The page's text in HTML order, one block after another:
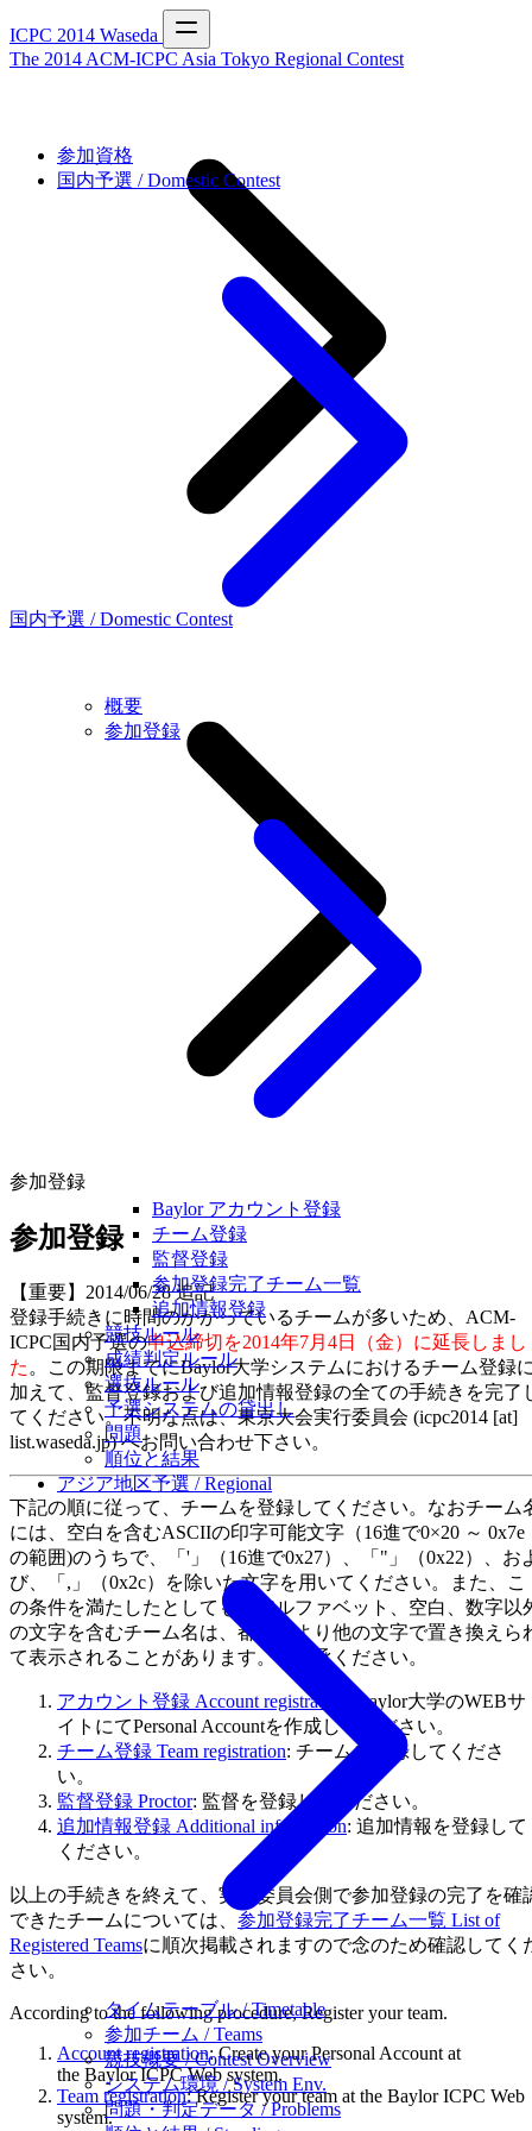
ICPC 2014 Waseda
参加資格
国内予選 / Domestic Contest
概要
参加登録
Baylor アカウント登録
チーム登録
監督登録
参加登録完了チーム一覧
追加情報登録
競技ルール
成績判定ルール
選抜ルール
予選システムの貸出し
問題
順位と結果
アジア地区予選 / Regional
タイムテーブル / Timetable
参加チーム / Teams
競技概要 / Contest Overview
システム環境 / System Env.
問題・判定データ / Problems
The 2014 ACM-ICPC Asia Tokyo Regional Contest
国内予選 / Domestic Contest
参加登録
参加登録
【重要】2014/06/28 追記
登録手続きに時間のかかっているチームが多いため、ACM-
ICPC国内予選の申込締切を2014年7月4日（金）に延長しまし
た 。この期限までにBaylor大学システムにおけるチーム登録
加えて、監督登録および追加情報登録の全ての手続きを完了
てください。不明な点は、東京大会実行委員会 (icpc2014 [at]
list.waseda.jp) へお問い合わせ下さい。
下記の順に従って、チームを登録してください。なおチーム
には、空白を含むASCIIの印字可能文字（16進で0×20 ～ 0x7e
の範囲)のうちで、「'」（16進で0x27）、「"」（0x22）、お
び、「,」（0x2c）を除いた文字を用いてください。また、こ
の条件を満たしたとしても、アルファベット、空白、数字以
の文字を含むチーム名は、都合により他の文字で置き換えら
て表示されることがあります。ご了承ください。
アカウント登録 Account registration
: Baylor大学のWEBサ
イトにてPersonal Accountを作成してください。
チーム登録 Team registration: チームを登録してくださ
い。
監督登録 Proctor: 監督を登録してください。
追加情報登録 Additional information: 追加情報を登録して
ください。
以上の手続きを終えて、実行委員会側で参加登録の完了を確
できたチームについては、 参加登録完了チーム一覧 List of
Registered Teamsに順次掲載されますので念のため確認してく
さい。
According to the following procedure, Register your team.
Account registration: Create your Personal Account at
the Baylor ICPC Web system.
Team registration: Register your team at the Baylor ICPC Web
system.